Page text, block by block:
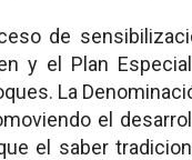
de
y el Plan
La
el
el saber